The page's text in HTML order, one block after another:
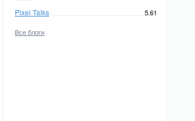
Pixel Talks 5.61
Все блоги